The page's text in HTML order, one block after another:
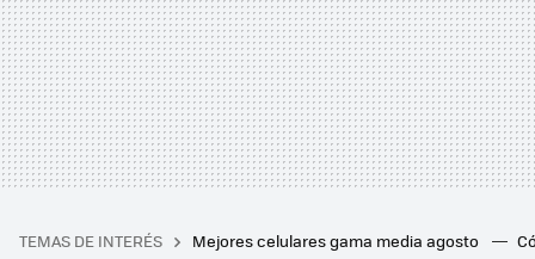
TEMAS DE INTERÉS Mejores celulares gama media agosto